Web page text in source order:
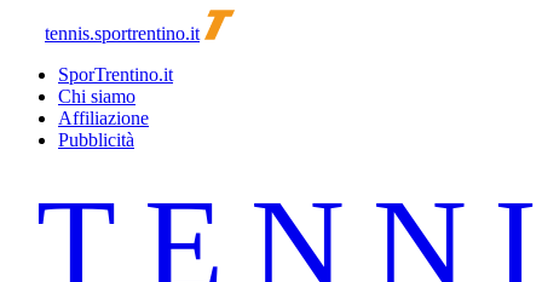
tennis.sportrentino.it
SporTrentino.it
Chi siamo
Affiliazione
Pubblicità